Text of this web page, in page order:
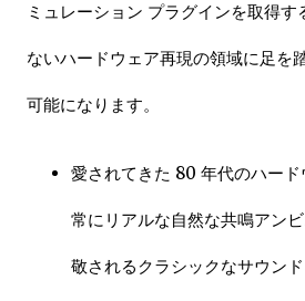
ミュレーション プラグインを取得
ないハードウェア再現の領域に足を
可能になります。
愛されてきた 80 年代のハー
常にリアルな自然な共鳴アン
敬されるクラシックなサウン